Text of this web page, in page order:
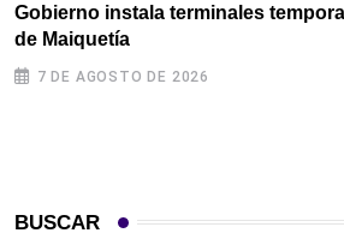
Gobierno instala terminales
de Maiquetía
7 DE AGOSTO DE 2026
BUSCAR